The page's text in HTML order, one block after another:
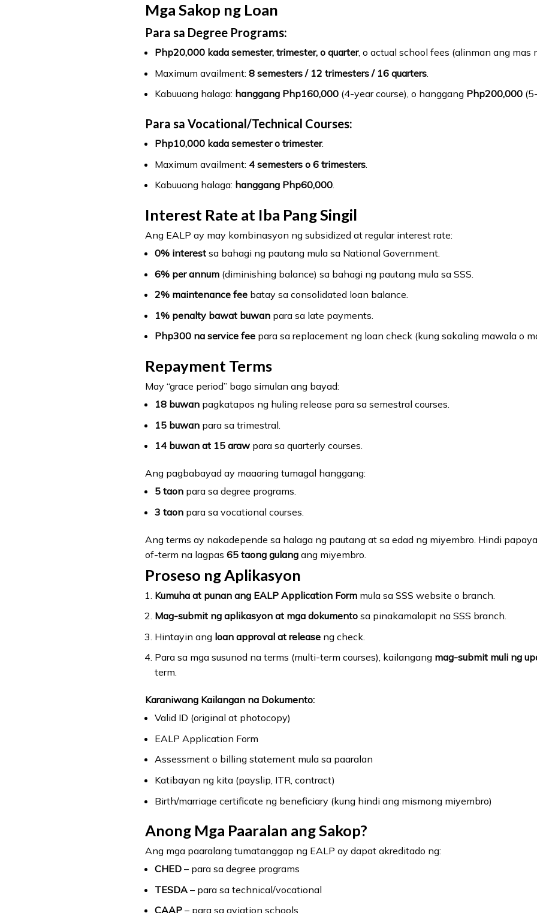
Mga Sakop ng Loan
Para sa Degree Programs:
Php20,000 kada semester, trimester, o quarter, o actual school fees (alinman ang mas
Maximum availment: 8 semesters / 12 trimesters / 16 quarters.
Kabuuang halaga: hanggang Php160,000(4-year course), o hanggang Php200,000(5-
Para sa Vocational/Technical Courses:
Php10,000 kada semester o trimester.
Maximum availment: 4 semesters o 6 trimesters.
Kabuuang halaga: hanggang Php60,000.
Interest Rate at Iba Pang Singil
Ang EALP ay may kombinasyon ng subsidized at regular interest rate:
0% interestsa bahagi ng pautang mula sa National Government.
6% per annum(diminishing balance) sa bahagi ng pautang mula sa SSS.
2% maintenance feebatay sa consolidated loan balance.
1% penalty bawat buwanpara sa late payments.
Php300 na service feepara sa replacement ng loan check (kung sakaling mawala o
Repayment Terms
May “grace period” bago simulan ang bayad:
18 buwanpagkatapos ng huling release para sa semestral courses.
15 buwanpara sa trimestral.
14 buwan at 15 arawpara sa quarterly courses.
Ang pagbabayad ay maaaring tumagal hanggang:
5 taonpara sa degree programs.
3 taonpara sa vocational courses.
Ang terms ay nakadepende sa halaga ng pautang at sa edad ng miyembro. Hindi
of-term na lagpas 65 taong gulang ang miyembro.
Proseso ng Aplikasyon
Kumuha at punan ang EALP Application Formmula sa SSS website o branch.
Mag-submit ng aplikasyon at mga dokumentosa pinakamalapit na SSS branch.
Hintayin ang loan approval at releaseng check.
Para sa mga susunod na terms (multi-term courses), kailangang mag-submit muli ng
term.
Karaniwang Kailangan na Dokumento:
Valid ID (original at photocopy)
EALP Application Form
Assessment o billing statement mula sa paaralan
Katibayan ng kita (payslip, ITR, contract)
Birth/marriage certificate ng beneficiary (kung hindi ang mismong miyembro)
Anong Mga Paaralan ang Sakop?
Ang mga paaralang tumatanggap ng EALP ay dapat akreditado ng:
CHED– para sa degree programs
TESDA– para sa technical/vocational
CAAP– para sa aviation schools